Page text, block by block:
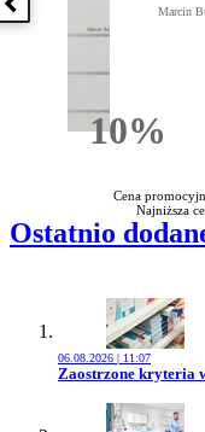
Poprzednia książka
10%
Marcin
Cena
Najniższa
Ostatnio
06.08.2026 | 11:07
Przejdź do artykułu:
Zaostrzone kryteria